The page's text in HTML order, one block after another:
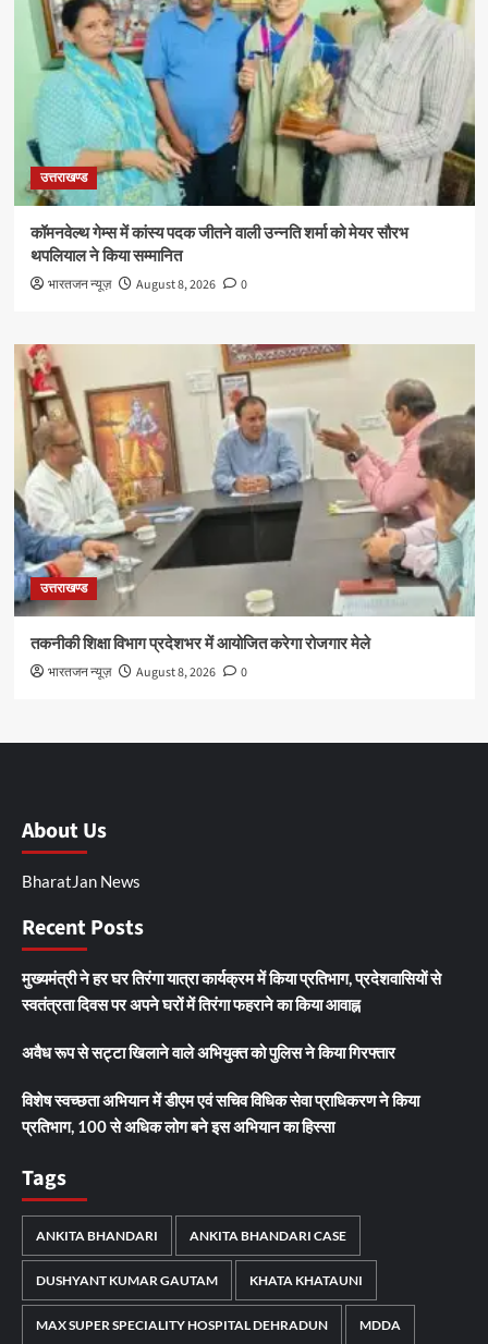
उत्तराखण्ड
कॉमनवेल्थ गेम्स में कांस्य पदक जीतने वाली उन्नति शर्मा को मेयर सौरभ
थपलियाल ने किया सम्मानित
भारतजन न्यूज़ August 8, 2026 0
उत्तराखण्ड
तकनीकी शिक्षा विभाग प्रदेशभर में आयोजित करेगा रोजगार मेले
भारतजन न्यूज़ August 8, 2026 0
About Us
BharatJan News
Recent Posts
मुख्यमंत्री ने हर घर तिरंगा यात्रा कार्यक्रम में किया प्रतिभाग, प्रदेशवासियों से
स्वतंत्रता दिवस पर अपने घरों में तिरंगा फहराने का किया आवाह्न
अवैध रूप से सट्टा खिलाने वाले अभियुक्त को पुलिस ने किया गिरफ्तार
विशेष स्वच्छता अभियान में डीएम एवं सचिव विधिक सेवा प्राधिकरण ने किया
प्रतिभाग, 100 से अधिक लोग बने इस अभियान का हिस्सा
Tags
ANKITA BHANDARI ANKITA BHANDARI CASE
DUSHYANT KUMAR GAUTAM KHATA KHATAUNI
MAX SUPER SPECIALITY HOSPITAL DEHRADUN MDDA